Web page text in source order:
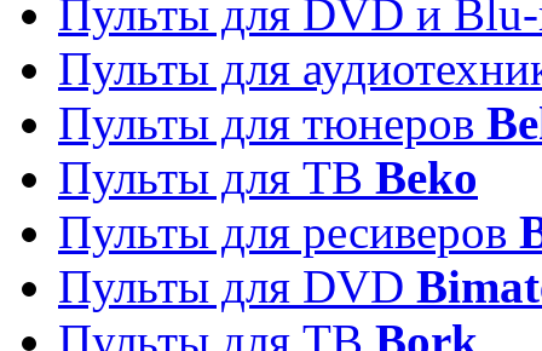
Пульты для DVD и
Пульты для
Пульты для тюнеров
Пульты для ТВ Beko
Пульты для ресиверов
Пульты для DVD
Пульты для ТВ Bork